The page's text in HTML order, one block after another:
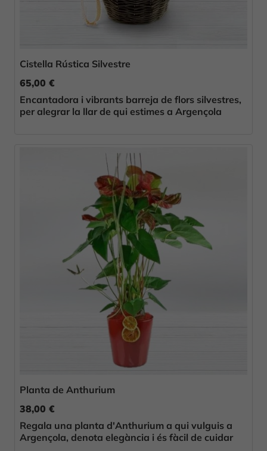
Cistella Rústica Silvestre
65,00 €
Encantadora i vibrants barreja de flors silvestres,
per alegrar la llar de qui estimes a Argençola
Planta de Anthurium
38,00 €
Regala una planta d'Anthurium a qui vulguis a
Argençola, denota elegància i és fàcil de cuidar